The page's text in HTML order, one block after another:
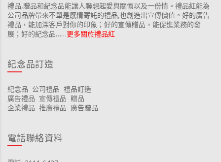
禮品,贈品和紀念品能讓人聯想起愛與關懷以及一份情。禮品紅能為
公司品牌帶來不單是感情寄託的禮品,也創造出宣傳價值。好的廣告
禮品，能加深客戶對你的印象；好的宣傳贈品，能促進業務的發
展；好的紀念品……更多關於禮品紅
紀念品訂造
紀念品 公司禮品 禮品訂造
廣告禮品 宣傳禮品 贈品
企業禮品 推廣禮品 廣告贈品
電話聯絡資料